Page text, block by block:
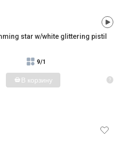
star w/white glittering pistil
9/1
В корзину ?